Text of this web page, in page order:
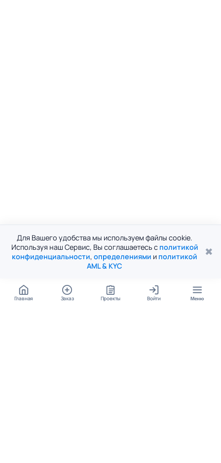
Для Вашего удобства мы используем файлы cookie.
Используя наш Сервис, Вы соглашаетесь с политикой
конфиденциальности, определениями и политикой
AML & KYC
✖
Главная Заказ Проекты Войти Меню